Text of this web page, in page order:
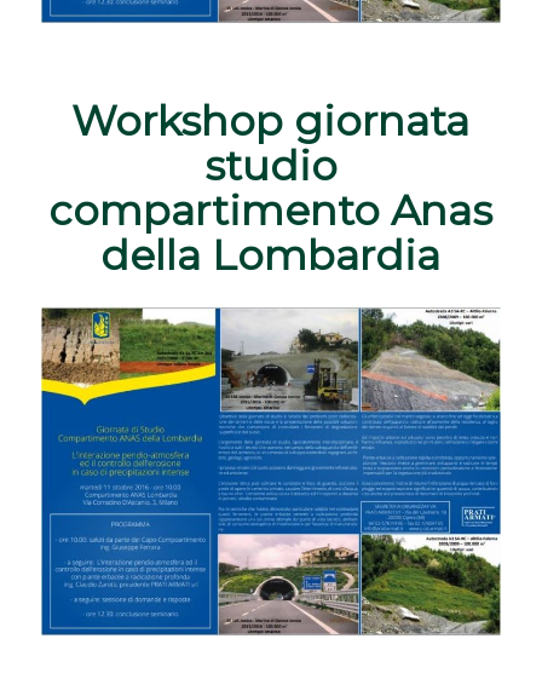
Workshop giornata
studio
compartimento Anas
della Lombardia